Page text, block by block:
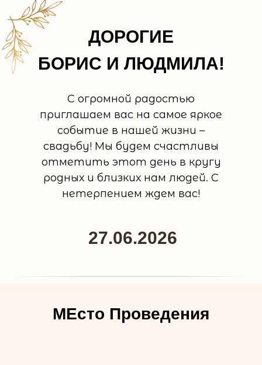
27.06.2026
ДОРОГИЕ
БОРИС И ЛЮДМИЛА!
С огромной радостью
приглашаем вас на самое яркое
событие в нашей жизни –
свадьбу! Мы будем счастливы
отметить этот день в кругу
родных и близких нам людей. С
нетерпением ждем вас!
МЕсто Проведения